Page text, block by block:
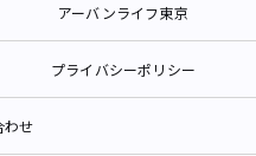
アーバンライフ東京
プライバシーポリシー
わせ